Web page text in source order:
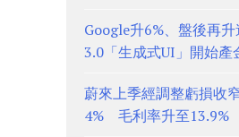
Google升6%、盤後再
3.0「生成式UI」開始產
蔚來上季經調整虧損收
4% 毛利率升至13.9%